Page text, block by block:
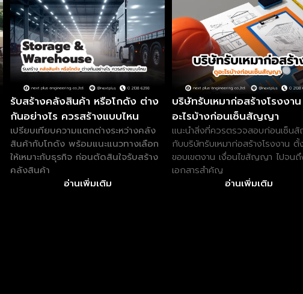
รับสร้างคลังสินค้า หรือโกดัง ต่าง
กันอย่างไร ควรสร้างแบบไหน
เปรียบเทียบความแตกต่างระหว่างคลัง
สินค้ากับโกดัง พร้อมแนะแนวทางเลือก
ให้เหมาะกับธุรกิจ ก่อนตัดสินใจรับสร้าง
คลังสินค้า
อ่านเพิ่มเติม
บริษัทรับเหมาก่อสร้างโรงงา
อะไรบ้างก่อนเซ็นสัญญา
แนะนำสิ่งที่ควรตรวจสอบก่อนเซ็น
กับบริษัทรับเหมาก่อสร้างโรงงาน ตั้
ขอบเขตงาน เงื่อนไขสัญญา ไปจน
เอกสารสำคัญ
อ่านเพิ่มเติม